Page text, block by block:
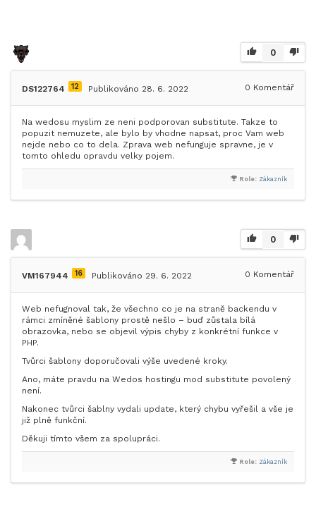
0
DS122764 12 Publikováno 28. 6. 2022 0 Komentář
Na wedosu myslim ze neni podporovan substitute. Takze to
popuzit nemuzete, ale bylo by vhodne napsat, proc Vam web
nejde nebo co to dela. Zprava web nefunguje spravne, je v
tomto ohledu opravdu velky pojem.
Role: Zákazník
0
VM167944 16 Publikováno 29. 6. 2022 0 Komentář
Web nefugnoval tak, že všechno co je na straně backendu v
rámci zmíněné šablony prostě nešlo – buď zůstala bílá
obrazovka, nebo se objevil výpis chyby z konkrétní funkce v
PHP.
Tvůrci šablony doporučovali výše uvedené kroky.
Ano, máte pravdu na Wedos hostingu mod substitute povolený
není.
Nakonec tvůrci šablny vydali update, který chybu vyřešil a vše je
již plně funkční.
Děkuji tímto všem za spolupráci.
Role: Zákazník